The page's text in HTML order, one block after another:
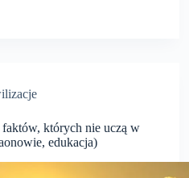
których nie uczą w
edukacja)